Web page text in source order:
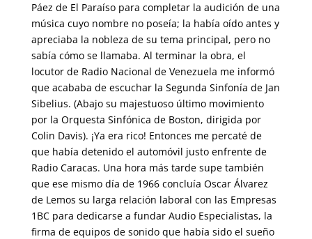
Páez de El Paraíso para completar la audición de una
música cuyo nombre no poseía; la había oído antes y
apreciaba la nobleza de su tema principal, pero no
sabía cómo se llamaba. Al terminar la obra, el
locutor de Radio Nacional de Venezuela me informó
que acababa de escuchar la Segunda Sinfonía de Jan
Sibelius. (Abajo su majestuoso último movimiento
por la Orquesta Sinfónica de Boston, dirigida por
Colin Davis). ¡Ya era rico! Entonces me percaté de
que había detenido el automóvil justo enfrente de
Radio Caracas. Una hora más tarde supe también
que ese mismo día de 1966 concluía Oscar Álvarez
de Lemos su larga relación laboral con las Empresas
1BC para dedicarse a fundar Audio Especialistas, la
firma de equipos de sonido que había sido el sueño